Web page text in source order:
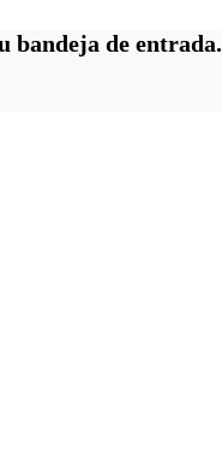
bandeja de entrada.